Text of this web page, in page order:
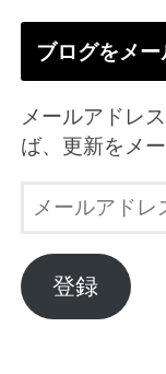
ブログをメ
メールアドレ
ば、更新をメ
ル
ア
ド
登録